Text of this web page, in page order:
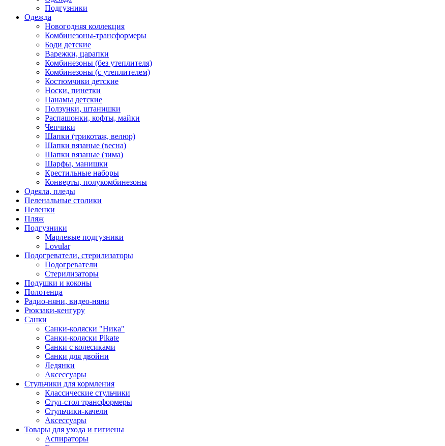
Подгузники
Одежда
Новогодняя коллекция
Комбинезоны-трансформеры
Боди детские
Варежки, царапки
Комбинезоны (без утеплителя)
Комбинезоны (с утеплителем)
Костюмчики детские
Носки, пинетки
Панамы детские
Ползунки, штанишки
Распашонки, кофты, майки
Чепчики
Шапки (трикотаж, велюр)
Шапки вязаные (весна)
Шапки вязаные (зима)
Шарфы, манишки
Крестильные наборы
Конверты, полукомбинезоны
Одеяла, пледы
Пеленальные столики
Пеленки
Пляж
Подгузники
Марлевые подгузники
Lovular
Подогреватели, стерилизаторы
Подогреватели
Стерилизаторы
Подушки и коконы
Полотенца
Радио-няни, видео-няни
Рюкзаки-кенгуру
Санки
Санки-коляски "Ника"
Санки-коляски Pikate
Санки с колесиками
Санки для двойни
Ледянки
Аксессуары
Стульчики для кормления
Классические стульчики
Стул-стол трансформеры
Стульчики-качели
Аксессуары
Товары для ухода и гигиены
Аспираторы